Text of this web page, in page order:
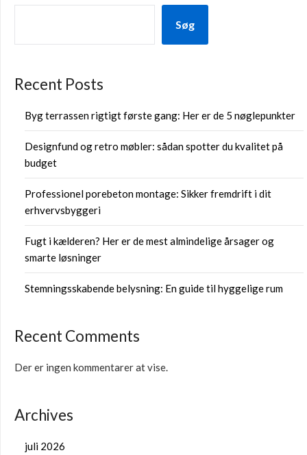
Søg
Recent Posts
Byg terrassen rigtigt første gang: Her er de 5 nøglepunkter
Designfund og retro møbler: sådan spotter du kvalitet på
budget
Professionel porebeton montage: Sikker fremdrift i dit
erhvervsbyggeri
Fugt i kælderen? Her er de mest almindelige årsager og
smarte løsninger
Stemningsskabende belysning: En guide til hyggelige rum
Recent Comments
Der er ingen kommentarer at vise.
Archives
juli 2026